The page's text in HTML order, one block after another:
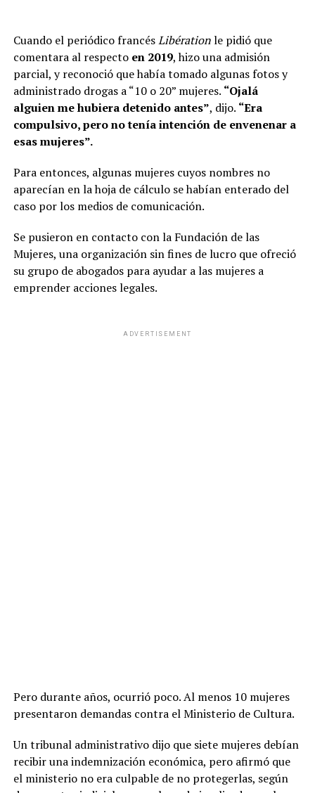
Cuando el periódico francésLibérationle pidió que
comentara al respecto en 2019, hizo una admisión
parcial, y reconoció que había tomado algunas fotos y
administrado drogas a “10 o 20” mujeres. “Ojalá
alguien me hubiera detenido antes”, dijo. “Era
compulsivo, pero no tenía intención de envenenar a
esas mujeres”.
Para entonces, algunas mujeres cuyos nombres no
aparecían en la hoja de cálculo se habían enterado del
caso por los medios de comunicación.
Se pusieron en contacto con la Fundación de las
Mujeres, una organización sin fines de lucro que ofreció
su grupo de abogados para ayudar a las mujeres a
emprender acciones legales.
ADVERTISEMENT
Pero durante años, ocurrió poco. Al menos 10 mujeres
presentaron demandas contra el Ministerio de Cultura.
Un tribunal administrativo dijo que siete mujeres debían
recibir una indemnización económica, pero afirmó que
el ministerio no era culpable de no protegerlas, según